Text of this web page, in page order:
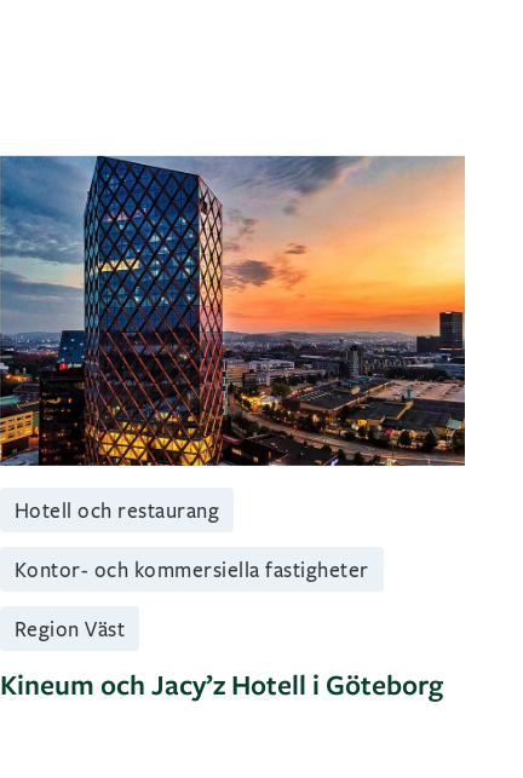
Hotell och restaurang
Kontor- och kommersiella fastigheter
Region Väst
Kineum och Jacy’z Hotell i Göteborg